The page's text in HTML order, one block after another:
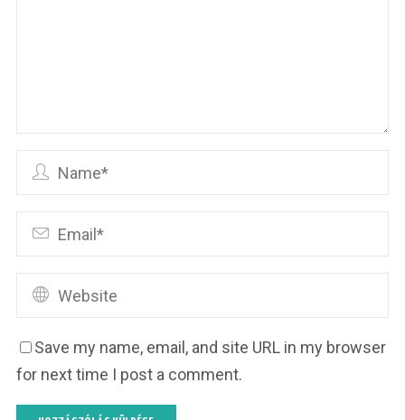
Save my name, email, and site URL in my browser
for next time I post a comment.